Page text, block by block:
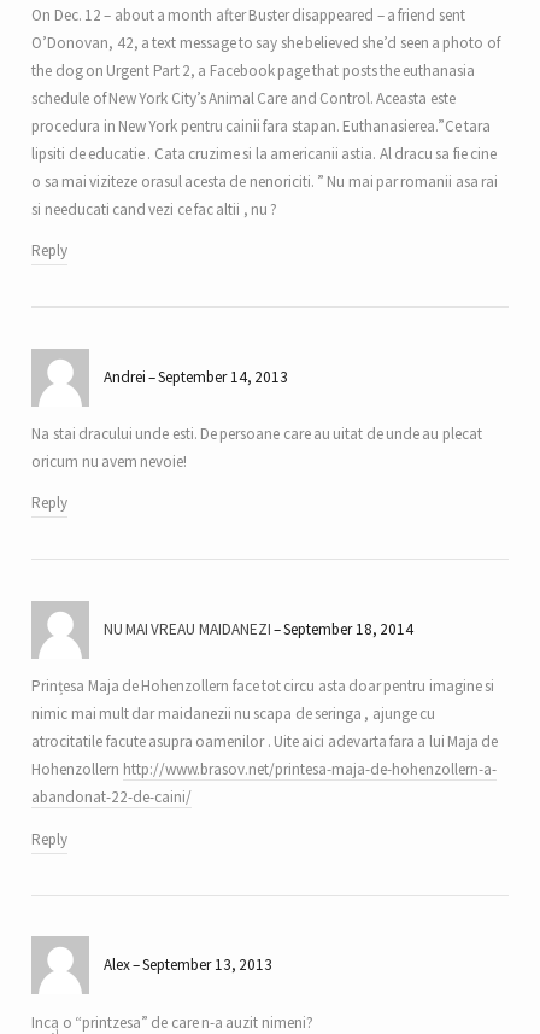
On Dec. 12 – about a month after Buster disappeared – a friend sent
O’Donovan, 42, a text message to say she believed she’d seen a photo of
the dog on Urgent Part 2, a Facebook page that posts the euthanasia
schedule of New York City’s Animal Care and Control. Aceasta este
procedura in New York pentru cainii fara stapan. Euthanasierea.”Ce tara
lipsiti de educatie . Cata cruzime si la americanii astia. Al dracu sa fie cine
o sa mai viziteze orasul acesta de nenoriciti. ” Nu mai par romanii asa rai
si needucati cand vezi ce fac altii , nu ?
Reply
Andrei September 14, 2013
Na stai dracului unde esti. De persoane care au uitat de unde au plecat
oricum nu avem nevoie!
Reply
NU MAI VREAU MAIDANEZI September 18, 2014
Prințesa Maja de Hohenzollern face tot circu asta doar pentru imagine si
nimic mai mult dar maidanezii nu scapa de seringa , ajunge cu
atrocitatile facute asupra oamenilor . Uite aici adevarta fara a lui Maja de
Hohenzollern http://www.brasov.net/printesa-maja-de-hohenzollern-a-
abandonat-22-de-caini/
Reply
Alex September 13, 2013
Inca o “printzesa” de care n-a auzit nimeni?